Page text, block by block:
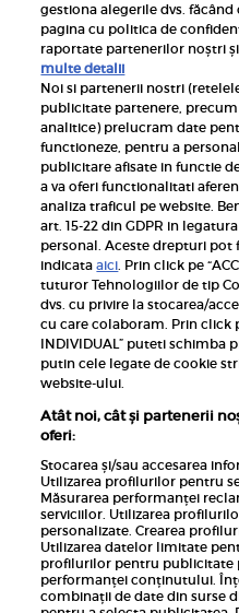
Inscrie-te la newsletterul
Pariază responsabil! Decizia
Jocurile de noroc sunt
Links
Calculator sarcina
Rețete
Libertatea
Viva
Libertatea pentru femei
Avantaje
gestiona alegerile dvs.
pagina cu politica de
raportate partenerilor noștri
multe detalii
Noi si partenerii nostri
publicitate partenere,
analitice) prelucram date
functioneze, pentru a
publicitare afisate in functie
a va oferi functionalitati
analiza traficul pe website.
art. 15-22 din GDPR in
personal. Aceste drepturi
indicataaici. Prin click pe
tuturor Tehnologiilor de tip
dvs. cu privire la stocarea/
cu care colaboram. Prin click
INDIVIDUAL” puteti schimba
putin cele legate de cookie
website-ului.
Atât noi, cât și partenerii
oferi:
Stocarea și/sau accesarea
Utilizarea profilurilor pentru
Măsurarea performanței
serviciilor. Utilizarea
personalizate. Crearea
Utilizarea datelor limitate
profilurilor pentru publicitate
performanței conținutului.
combinații de date din surse